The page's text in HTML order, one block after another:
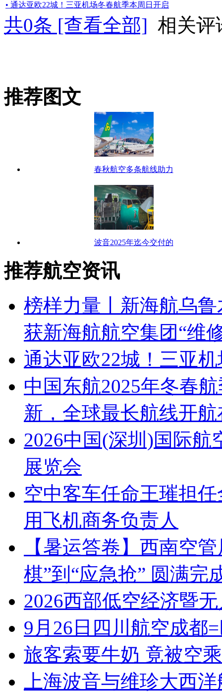
• 通达亚欧22城！三亚机场冬春航季本周日开启
共0条 [查看全部] 相关评
推荐图文
春秋航空多条航线助力
波音2025年迄今交付的
推荐航空资讯
榜样力量丨新海航乌
获新海航航空集团“维
通达亚欧22城！三亚
中国东航2025年冬春
新，全球最长航线开航
2026中国(深圳)国际
展览会
空中客车任命王璀担
用飞机商务负责人
【暑运答卷】西南空
棋”到“应急抢” 圆满完
2026西部低空经济暨
9月26日四川航空成都
旅客索要牛奶 竟被空
上海波音与维珍大西